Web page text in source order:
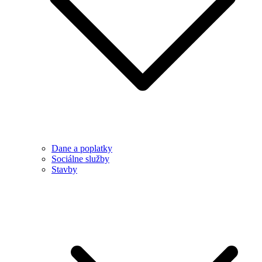
Dane a poplatky
Sociálne služby
Stavby